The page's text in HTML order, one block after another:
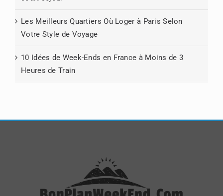
Les Meilleurs Quartiers Où Loger à Paris Selon
Votre Style de Voyage
10 Idées de Week-Ends en France à Moins de 3
Heures de Train